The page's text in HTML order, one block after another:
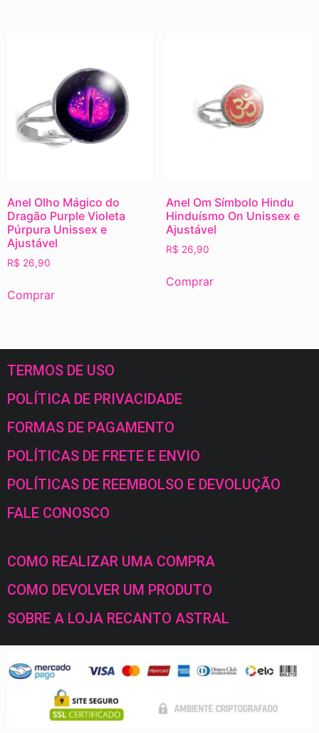
Anel Olho Mágico do
Dragão Purple Violeta
Púrpura Unissex e
Ajustável
R$ 26,90
Comprar
Anel Om Símbolo Hindu
Hinduísmo On Unissex e
Ajustável
R$ 26,90
Comprar
TERMOS DE USO
POLÍTICA DE PRIVACIDADE
FORMAS DE PAGAMENTO
POLÍTICAS DE FRETE E ENVIO
POLÍTICAS DE REEMBOLSO E DEVOLUÇÃO
FALE CONOSCO
COMO REALIZAR UMA COMPRA
COMO DEVOLVER UM PRODUTO
SOBRE A LOJA RECANTO ASTRAL